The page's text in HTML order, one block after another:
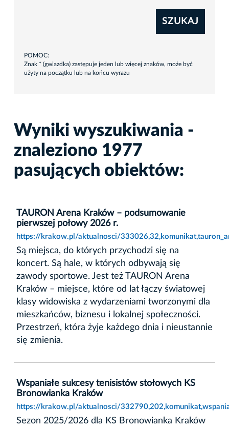
SZUKAJ
POMOC:
Znak * (gwiazdka) zastępuje jeden lub więcej znaków, może być
użyty na początku lub na końcu wyrazu
Wyniki wyszukiwania -
znaleziono 1977
pasujących obiektów:
TAURON Arena Kraków – podsumowanie
pierwszej połowy 2026 r.
https://krakow.pl/aktualnosci/
Są miejsca, do których przychodzi się na
koncert. Są hale, w których odbywają się
zawody sportowe. Jest też TAURON Arena
Kraków – miejsce, które od lat łączy światowej
klasy widowiska z wydarzeniami tworzonymi dla
mieszkańców, biznesu i lokalnej społeczności.
Przestrzeń, która żyje każdego dnia i nieustannie
się zmienia.
Wspaniałe sukcesy tenisistów stołowych KS
Bronowianka Kraków
https://krakow.pl/aktualnosci/
Sezon 2025/2026 dla KS Bronowianka Kraków